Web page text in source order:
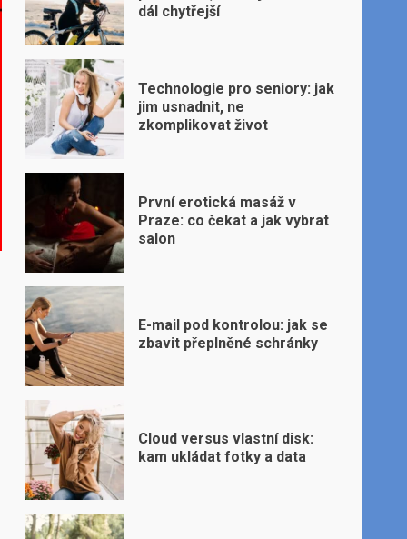
dál chytřejší
Technologie pro seniory: jak
jim usnadnit, ne
zkomplikovat život
První erotická masáž v
Praze: co čekat a jak vybrat
salon
E-mail pod kontrolou: jak se
zbavit přeplněné schránky
Cloud versus vlastní disk:
kam ukládat fotky a data